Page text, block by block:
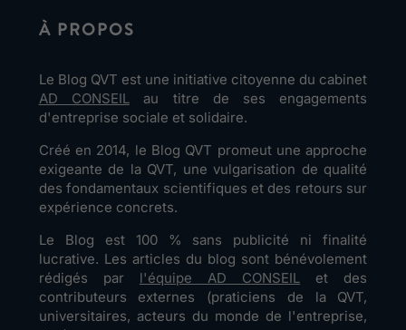
À PROPOS
Le Blog QVT est une initiative citoyenne du cabinet
AD CONSEILau titre de ses engagements
d'entreprise sociale et solidaire.
Créé en 2014, le Blog QVT promeut une approche
exigeante de la QVT, une vulgarisation de qualité
des fondamentaux scientifiques et des retours sur
expérience concrets.
Le Blog est 100 % sans publicité ni finalité
lucrative. Les articles du blog sont bénévolement
rédigés par l'équipe AD CONSEIL et des
contributeurs externes (praticiens de la QVT,
universitaires, acteurs du monde de l'entreprise,